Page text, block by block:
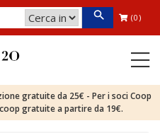
(0)
gratuite da 25€ - Per i soci Coop
gratuite a partire da 19€.